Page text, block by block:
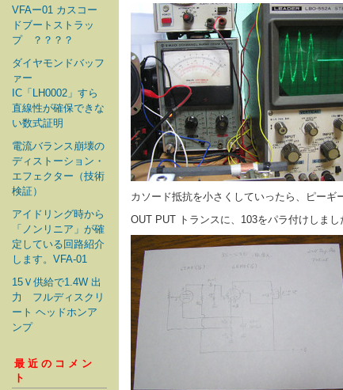
VFAー01 カスコー
ドブートストラッ
プ ？？？？
ダイヤモンドバッフ
ァー
IC「LH0002」すら
直線性が確保できな
い数式証明
電流バランス崩壊の
ディストーション・
エフェクター（技術
検証）
アイドリング時から
「ノンリニア」が確
定している回路紹介
します。VFA-01
15Ｖ供給で1.4W 出
力 フルディスクリ
ート ヘッドホンア
ンプ
最近のコメン
ト
カソード抵抗を小さくしていったら、ピーギ
OUT PUT トランスに、103をパラ付けしま